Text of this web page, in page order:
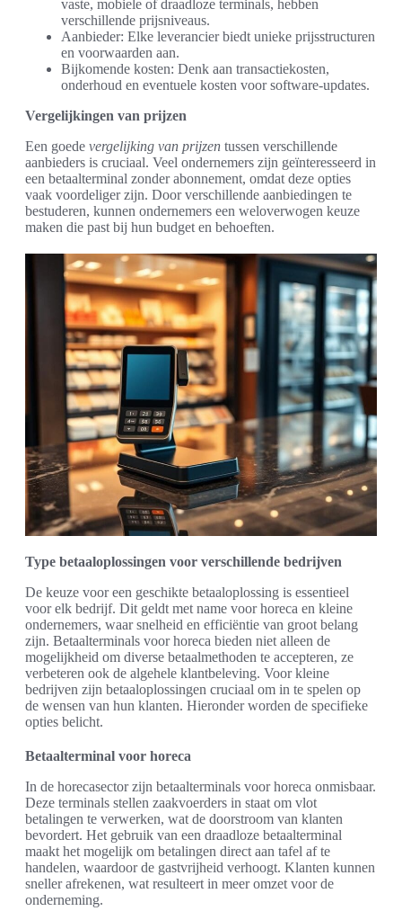
vaste, mobiele of draadloze terminals, hebben
verschillende prijsniveaus.
Aanbieder: Elke leverancier biedt unieke prijsstructuren
en voorwaarden aan.
Bijkomende kosten: Denk aan transactiekosten,
onderhoud en eventuele kosten voor software-updates.
Vergelijkingen van prijzen
Een goede vergelijking van prijzen tussen verschillende
aanbieders is cruciaal. Veel ondernemers zijn geïnteresseerd in
een betaalterminal zonder abonnement, omdat deze opties
vaak voordeliger zijn. Door verschillende aanbiedingen te
bestuderen, kunnen ondernemers een weloverwogen keuze
maken die past bij hun budget en behoeften.
Type betaaloplossingen voor verschillende bedrijven
De keuze voor een geschikte betaaloplossing is essentieel
voor elk bedrijf. Dit geldt met name voor horeca en kleine
ondernemers, waar snelheid en efficiëntie van groot belang
zijn. Betaalterminals voor horeca bieden niet alleen de
mogelijkheid om diverse betaalmethoden te accepteren, ze
verbeteren ook de algehele klantbeleving. Voor kleine
bedrijven zijn betaaloplossingen cruciaal om in te spelen op
de wensen van hun klanten. Hieronder worden de specifieke
opties belicht.
Betaalterminal voor horeca
In de horecasector zijn betaalterminals voor horeca onmisbaar.
Deze terminals stellen zaakvoerders in staat om vlot
betalingen te verwerken, wat de doorstroom van klanten
bevordert. Het gebruik van een draadloze betaalterminal
maakt het mogelijk om betalingen direct aan tafel af te
handelen, waardoor de gastvrijheid verhoogt. Klanten kunnen
sneller afrekenen, wat resulteert in meer omzet voor de
onderneming.